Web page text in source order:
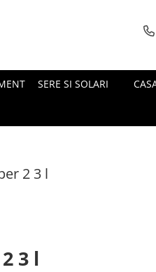
SERE SI SOLARI
2 3 l
3 l